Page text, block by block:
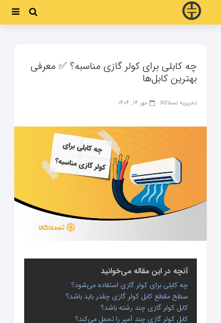
چه کابلی برای کولر گازی مناسبه؟ ✅ معرفی
بهترین کابل‌ها
تحریریه تسلاکالا مهر ۱۴, ۱۴۰۴
آنچه در این مقاله می‌خوانید
چه کابلی برای کولر گازی استفاده می‌شود؟
سطح مقطع کابل کولر گازی چقدر باید باشد؟
کابل کولر گازی چند رشته باشد؟
کابل کولر گازی چند آمپر را تحمل می‌کند؟